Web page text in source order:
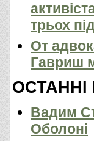
трьох
От
Гавриш
ОСТАННІ
Вадим
Оболоні